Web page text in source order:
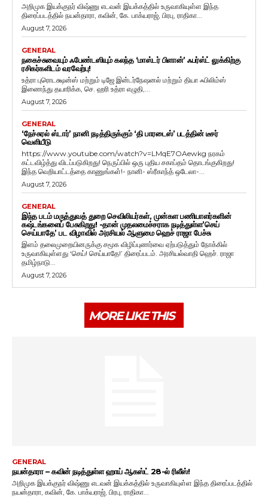
அறிமுக இயக்குநர் விஷ்ணு எடவன் இயக்கத்தில் உருவாகியுள்ள இந்த
திரைப்படத்தில் நயன்தாரா, கவின், கே. பாக்யராஜ், பிரபு, ராதிகா...
August 7, 2026
GENERAL
நகைச்சுவையும் ஃபேண்டஸியும் கலந்த ‘மாஸ்டர் பிளான்’ ஃபர்ஸ்ட் லுக்கிற்கு
ரசிகர்களிடம் வரவேற்பு!
உத்ரா புரொடக்ஷன்ஸ் மற்றும் டிஜே இன்டர்நேஷனல் மற்றும் தியா ஃபிலிம்ஸ்
இணைந்து தயாரிக்க, செ. ஹரி உத்ரா எழுதி,...
August 7, 2026
GENERAL
‘நேச்சுரல் ஸ்டார்’ நானி நடித்திருக்கும் ‘தி பாரடைஸ்’ படத்தின் டீசர்
வெளியீடு
https://www.youtube.com/watch?v=LMqE7OAewkg நரகம்
கட்டவிழ்த்து விடப்படுகிறது! நெருப்பில் ஒரு புதிய சகாப்தம் தொடங்குகிறது!
இந்த வெறியாட்டத்தை காணுங்கள்!- நானி- ஸ்ரீகாந்த் ஒடேலா-...
August 7, 2026
GENERAL
இந்த படம் மருத்துவத் துறை செவிலியர்கள், முன்கள பணியாளர்களின்
கஷ்டங்களைப் பேசுகிறது! -தான் முதலமைச்சராக நடித்துள்ள’செய்
செய்யாதே’ பட விழாவில் அரசியல் ஆளுமை ஹெச் ராஜா பேச்சு
இளம் தலைமுறையினருக்கு சமூக விழிப்புணர்வை ஏற்படுத்தும் நோக்கில்
உருவாகியுள்ளது ‘செய்! செய்யாதே!’ திரைப்படம். அரசியல்வாதி ஹெச். ராஜா
தமிழ்நாடு...
August 7, 2026
MORE LIKE THIS
GENERAL
நயன்தாரா – கவின் நடித்துள்ள ஹாய் ஆகஸ்ட் 28-ல் ரிலீஸ்!
அறிமுக இயக்குநர் விஷ்ணு எடவன் இயக்கத்தில் உருவாகியுள்ள இந்த திரைப்படத்தில்
நயன்தாரா, கவின், கே. பாக்யராஜ், பிரபு, ராதிகா...